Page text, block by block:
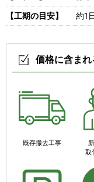
【工期の目安】
約1
価格に含まれ
既存撤去工事
取